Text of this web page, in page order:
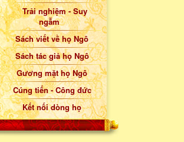
Trải nghiệm - Suy
ngẫm
Sách viết về họ Ngô
Sách tác giả họ Ngô
Gương mặt họ Ngô
Cúng tiến - Công đức
Kết nối dòng họ